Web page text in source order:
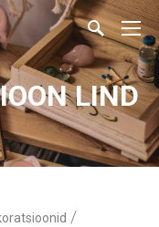
LIND
/